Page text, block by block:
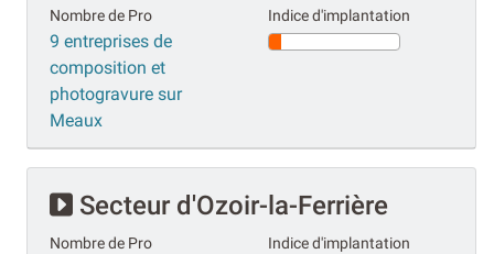
Nombre de Pro
9 entreprises de
composition et
photogravure sur
Meaux
Indice d'implantation
Secteur d'Ozoir-la-Ferrière
Nombre de Pro Indice d'implantation